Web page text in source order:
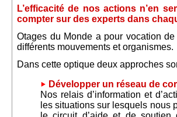
L’efficacité de nos actions n’en
compter sur des experts dans
Otages du Monde a pour vocation
différents mouvements et organismes.
Dans cette optique deux approches
Développer un réseau de
Nos relais d’information et
les situations sur lesquels nous